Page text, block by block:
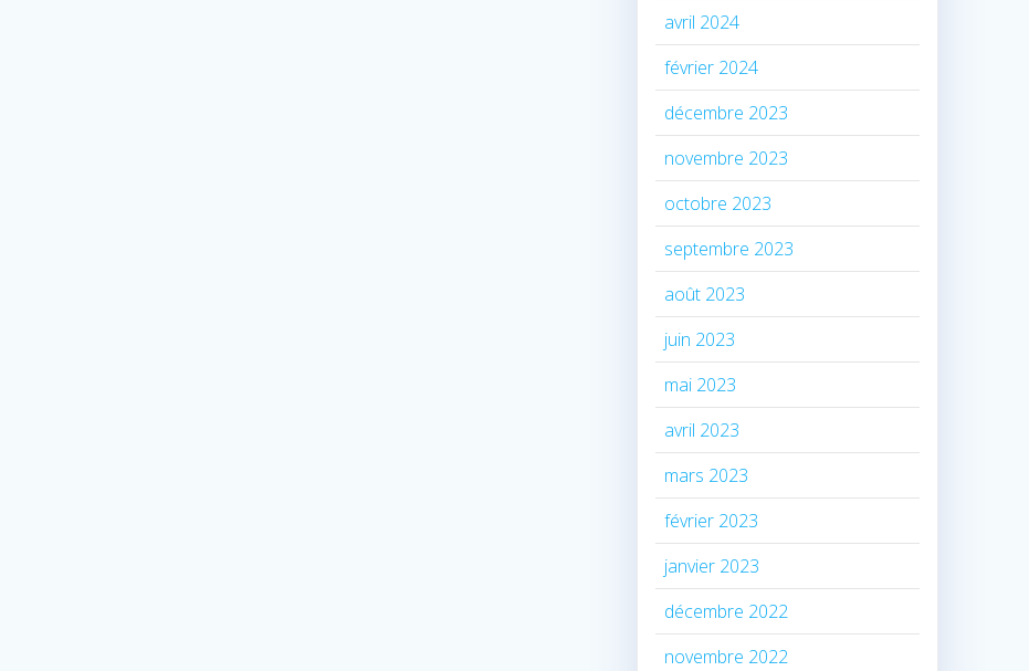
avril 2024
février 2024
décembre 2023
novembre 2023
octobre 2023
septembre 2023
août 2023
juin 2023
mai 2023
avril 2023
mars 2023
février 2023
janvier 2023
décembre 2022
novembre 2022